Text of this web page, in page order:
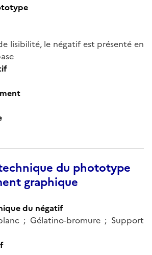
lisibilité, le négatif est présenté en
du phototype
graphique
du négatif
; Gélatino-bromure ; Support